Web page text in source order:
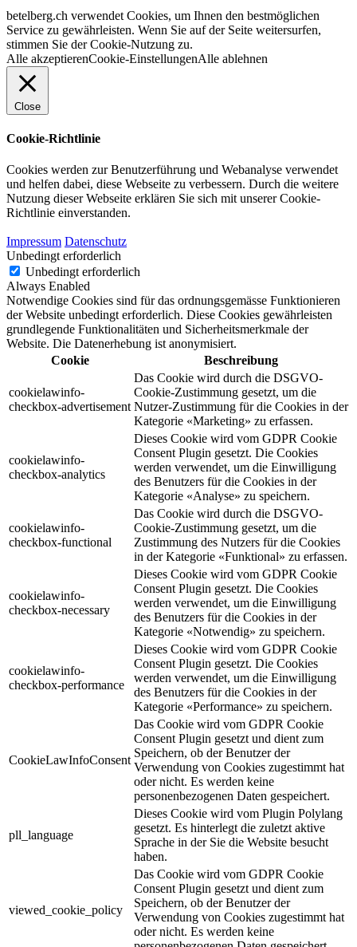
betelberg.ch verwendet Cookies, um Ihnen den bestmöglichen
Service zu gewährleisten. Wenn Sie auf der Seite weitersurfen,
stimmen Sie der Cookie-Nutzung zu.
Alle akzeptierenCookie-EinstellungenAlle ablehnen
Close
Cookie-Richtlinie
Cookies werden zur Benutzerführung und Webanalyse verwendet
und helfen dabei, diese Webseite zu verbessern. Durch die weitere
Nutzung dieser Webseite erklären Sie sich mit unserer Cookie-
Richtlinie einverstanden.
Impressum Datenschutz
Unbedingt erforderlich
Unbedingt erforderlich
Always Enabled
Notwendige Cookies sind für das ordnungsgemässe Funktionieren
der Website unbedingt erforderlich. Diese Cookies gewährleisten
grundlegende Funktionalitäten und Sicherheitsmerkmale der
Website. Die Datenerhebung ist anonymisiert.
Cookie
Beschreibung
cookielawinfo-
checkbox-advertisement
Das Cookie wird durch die DSGVO-
Cookie-Zustimmung gesetzt, um die
Nutzer-Zustimmung für die Cookies in der
Kategorie «Marketing» zu erfassen.
cookielawinfo-
checkbox-analytics
Dieses Cookie wird vom GDPR Cookie
Consent Plugin gesetzt. Die Cookies
werden verwendet, um die Einwilligung
des Benutzers für die Cookies in der
Kategorie «Analyse» zu speichern.
cookielawinfo-
checkbox-functional
Das Cookie wird durch die DSGVO-
Cookie-Zustimmung gesetzt, um die
Zustimmung des Nutzers für die Cookies
in der Kategorie «Funktional» zu erfassen.
cookielawinfo-
checkbox-necessary
Dieses Cookie wird vom GDPR Cookie
Consent Plugin gesetzt. Die Cookies
werden verwendet, um die Einwilligung
des Benutzers für die Cookies in der
Kategorie «Notwendig» zu speichern.
cookielawinfo-
checkbox-performance
Dieses Cookie wird vom GDPR Cookie
Consent Plugin gesetzt. Die Cookies
werden verwendet, um die Einwilligung
des Benutzers für die Cookies in der
Kategorie «Performance» zu speichern.
CookieLawInfoConsent
Das Cookie wird vom GDPR Cookie
Consent Plugin gesetzt und dient zum
Speichern, ob der Benutzer der
Verwendung von Cookies zugestimmt hat
oder nicht. Es werden keine
personenbezogenen Daten gespeichert.
pll_language
Dieses Cookie wird vom Plugin Polylang
gesetzt. Es hinterlegt die zuletzt aktive
Sprache in der Sie die Website besucht
haben.
viewed_cookie_policy
Das Cookie wird vom GDPR Cookie
Consent Plugin gesetzt und dient zum
Speichern, ob der Benutzer der
Verwendung von Cookies zugestimmt hat
oder nicht. Es werden keine